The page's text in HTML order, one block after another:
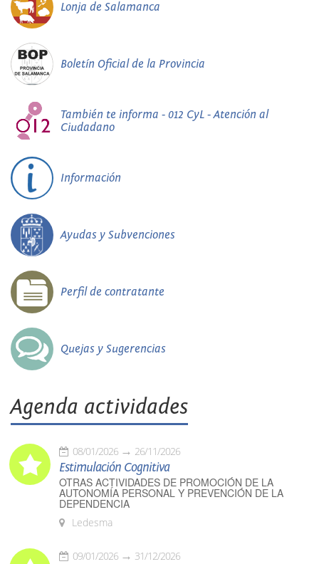
Lonja de Salamanca
Boletín Oficial de la Provincia
También te informa - 012 CyL - Atención al
Ciudadano
Información
Ayudas y Subvenciones
Perfil de contratante
Quejas y Sugerencias
Agenda actividades
08/01/2026 26/11/2026
Estimulación Cognitiva
OTRAS ACTIVIDADES DE PROMOCIÓN DE LA
AUTONOMÍA PERSONAL Y PREVENCIÓN DE LA
DEPENDENCIA
Ledesma
09/01/2026 31/12/2026